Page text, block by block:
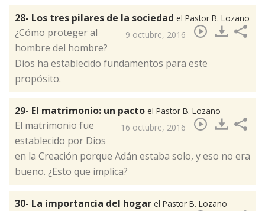
28- Los tres pilares de la sociedad el Pastor B. Lozano
9 octubre, 2016
¿Cómo proteger al
hombre del hombre?
Dios ha establecido fundamentos para este
propósito.​
29- El matrimonio: un pacto el Pastor B. Lozano
16 octubre, 2016
El matrimonio fue
establecido por Dios
en la Creación porque Adán estaba solo, y eso no era
bueno. ¿Esto que implica?​
30- La importancia del hogar el Pastor B. Lozano